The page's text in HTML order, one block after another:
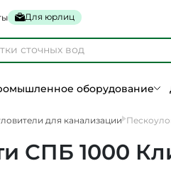
Для юрлиц
оборудование
для канализации
СПБ 1000